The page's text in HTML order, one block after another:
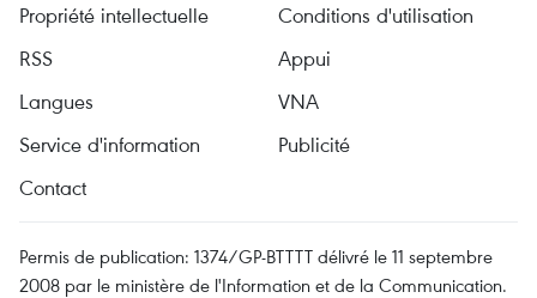
Propriété intellectuelle
Conditions d'utilisation
RSS
Appui
Langues
VNA
Service d'information
Publicité
Contact
Permis de publication: 1374/GP-BTTTT délivré le 11 septembre
2008 par le ministère de l'Information et de la Communication.